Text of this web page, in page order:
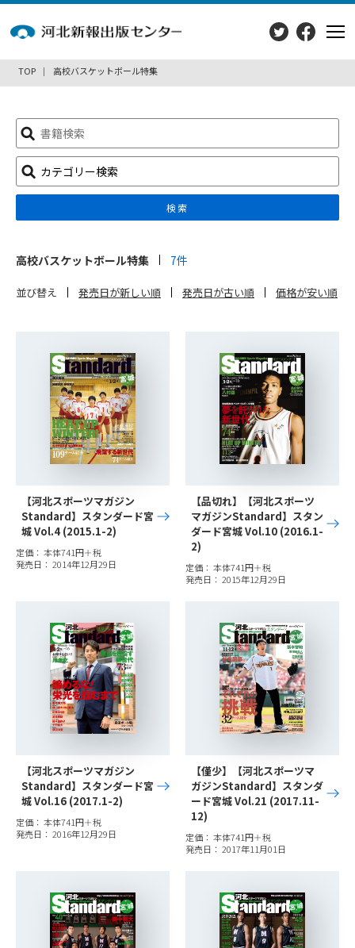
TOP 高校バスケットボール特集
検
索:
カテゴリー検索
検索
高校バスケットボール特集 7件
並び替え 発売日が新しい順 発売日が古い順 価格が安い順
【河北スポーツマガジン
Standard】スタンダード宮
城 Vol.4 (2015.1-2)
定価： 本体741円＋税
発売日： 2014年12月29日
【品切れ】【河北スポーツ
マガジンStandard】スタン
ダード宮城 Vol.10 (2016.1-
2)
定価： 本体741円＋税
発売日： 2015年12月29日
【河北スポーツマガジン
Standard】スタンダード宮
城 Vol.16 (2017.1-2)
定価： 本体741円＋税
発売日： 2016年12月29日
【僅少】【河北スポーツマ
ガジンStandard】スタンダ
ード宮城 Vol.21 (2017.11-
12)
定価： 本体741円＋税
発売日： 2017年11月01日